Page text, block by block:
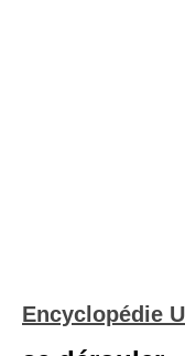
Encyclopédie